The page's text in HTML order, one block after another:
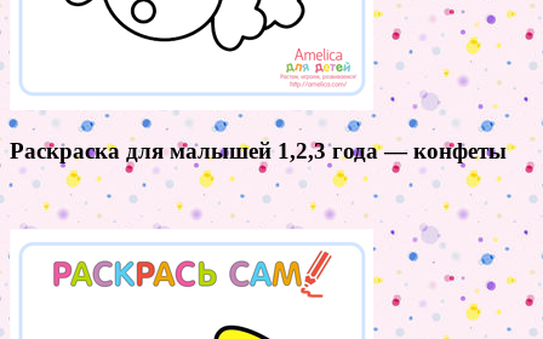
Раскраска для малышей 1,2,3 года — конфеты